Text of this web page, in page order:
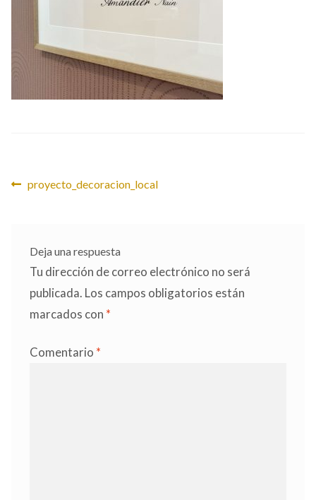
Navegación
Anterior:
proyecto_decoracion_local
Deja una respuesta
Tu dirección de correo electrónico no será
publicada. Los campos obligatorios están
marcados con *
Comentario *